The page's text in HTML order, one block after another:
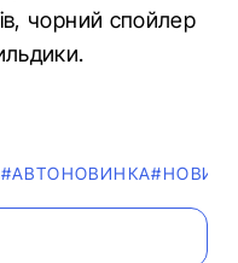
чорний спойлер
#АВТОНОВИНКА